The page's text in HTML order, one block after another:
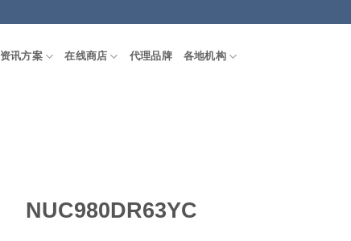
资讯方案 在线商店 代理品牌 各地机构
NUC980DR63YC